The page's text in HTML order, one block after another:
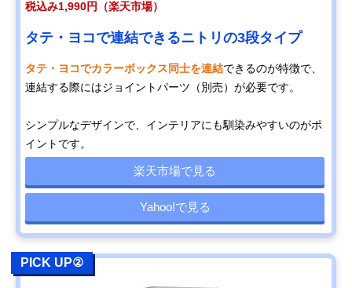
税込み1,990円（楽天市場）
タテ・ヨコで連結できるニトリの3段タイプ
タテ・ヨコでカラーボックス同士を連結できるのが特徴で、
連結する際にはジョイントパーツ（別売）が必要です。
シンプルなデザインで、インテリアにも馴染みやすいのがポ
イントです。
楽天市場で見る
Yahoo!で見る
PICK UP②